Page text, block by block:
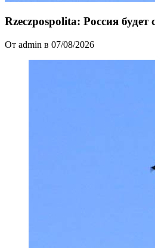
Rzeczpospolita: Россия
От admin в 07/08/2026